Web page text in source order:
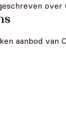
over
aanbod van